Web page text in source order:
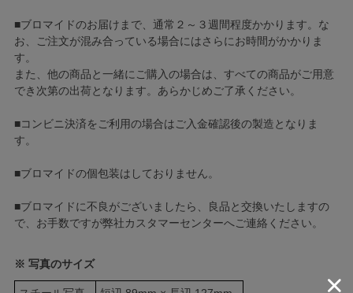
■ブロマイドのお届けまで、通常２～３週間程度かかります。な
お、ご注文が混み合っている場合にはさらにお時間がかかりま
す。
また、他の商品と一緒にご購入の場合は、すべての商品がご用意
でき次第の出荷となります。あらかじめご了承ください。
■コンビニ決済をご利用の場合はご入金確認後の製造となりま
す。
■ブロマイドの個包装はしておりません。
■ブロマイドに不良がございましたら、良品と交換いたしますの
で、お手数ですが弊社カスタマーセンターへご連絡ください。
※ 写真のサイズ